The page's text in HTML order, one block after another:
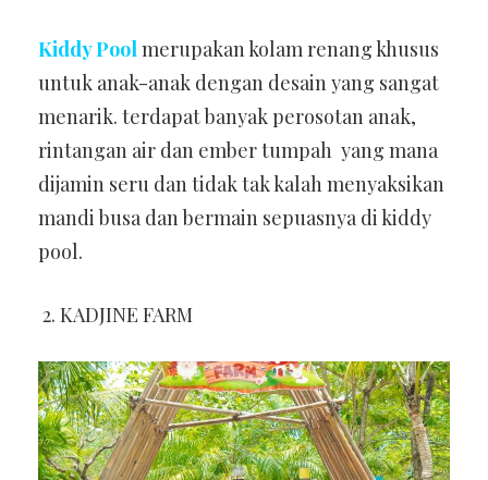
Kiddy Pool merupakan kolam renang khusus
untuk anak-anak dengan desain yang sangat
menarik. terdapat banyak perosotan anak,
rintangan air dan ember tumpah yang mana
dijamin seru dan tidak tak kalah menyaksikan
mandi busa dan bermain sepuasnya di kiddy
pool.
2. KADJINE FARM